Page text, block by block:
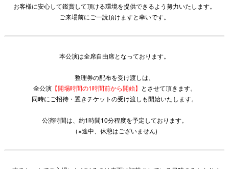
お客様に安心して鑑賞して頂ける環境を提供できるよう努力いたします。
ご来場前にご一読頂けますと幸いです。
本公演は全席自由席となっております。
整理券の配布を受け渡しは、
全公演【開場時間の1時間前から開始】 とさせて頂きます。
同時にご招待・置きチケットの受け渡しも開始いたします。
公演時間は、約1時間10分程度を予定しております。
（※途中、休憩はございません)